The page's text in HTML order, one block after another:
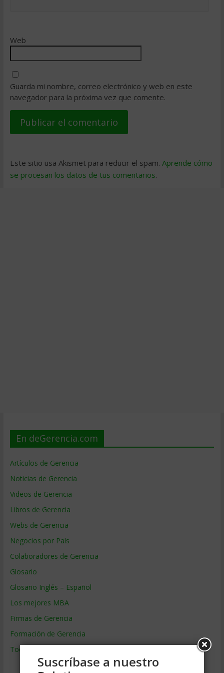
Web
Guarda mi nombre, correo electrónico y web en este
navegador para la próxima vez que comente.
Este sitio usa Akismet para reducir el spam. Aprende cómo
se procesan los datos de tus comentarios.
En deGerencia.com
Artículos de Gerencia
Noticias de Gerencia
Videos de Gerencia
Libros de Gerencia
Webs de Gerencia
Negocios por País
Colaboradores de Gerencia
Glosario
Glosario Inglés – Español
Los mejores MBA
Firmas de Gerencia
Formación de Gerencia
Todos los Temas
Suscríbase a nuestro